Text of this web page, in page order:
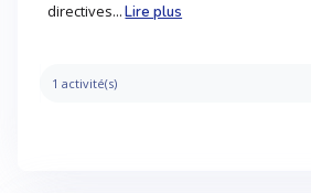
directives...Lire plus
1 activité(s)